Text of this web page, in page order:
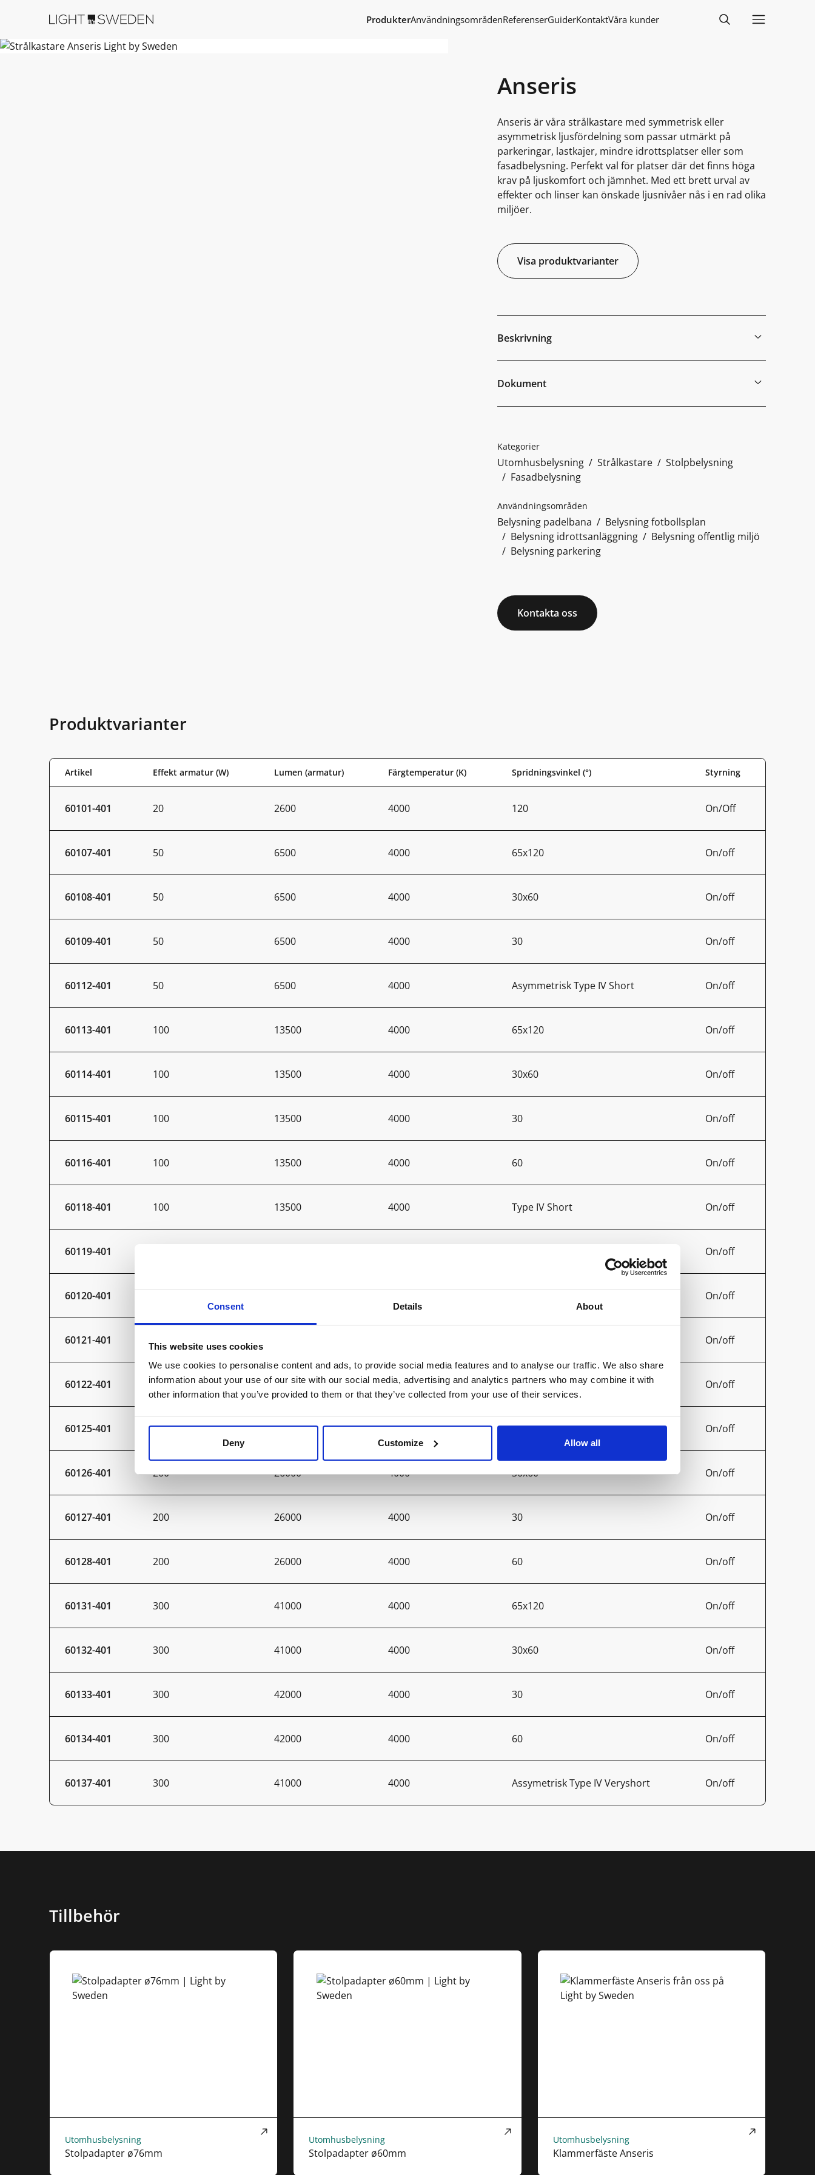
Consent Details About
This website uses cookies
We use cookies to personalise content and ads, to provide social media features and to analyse our traffic. We also share
information about your use of our site with our social media, advertising and analytics partners who may combine it with
other information that you’ve provided to them or that they’ve collected from your use of their services.
Deny Customize Allow all
ProdukterAnvändningsområdenReferenserGuiderKontaktVåra kunder
Anseris
Anseris är våra strålkastare med symmetrisk eller
asymmetrisk ljusfördelning som passar utmärkt på
parkeringar, lastkajer, mindre idrottsplatser eller som
fasadbelysning. Perfekt val för platser där det finns höga
krav på ljuskomfort och jämnhet. Med ett brett urval av
effekter och linser kan önskade ljusnivåer nås i en rad olika
miljöer.
Visa produktvarianter
Beskrivning
Dokument
Kategorier
Utomhusbelysning Strålkastare
Stolpbelysning
Fasadbelysning
Användningsområden
Belysning padelbana
Belysning fotbollsplan
Belysning idrottsanläggning
Belysning offentlig miljö
Belysning parkering
Kontakta oss
Produktvarianter
Artikel Effekt armatur (W) Lumen (armatur) Färgtemperatur (K) Spridningsvinkel (°) Styrning
60101-401 20 2600 4000 120 On/Off
60107-401 50 6500 4000 65x120 On/off
60108-401 50 6500 4000 30x60 On/off
60109-401 50 6500 4000 30 On/off
60112-401 50 6500 4000 Asymmetrisk Type IV Short On/off
60113-401 100 13500 4000 65x120 On/off
60114-401 100 13500 4000 30x60 On/off
60115-401 100 13500 4000 30 On/off
60116-401 100 13500 4000 60 On/off
60118-401 100 13500 4000 Type IV Short On/off
60119-401 On/off
60120-401 On/off
60121-401 150 On/off
60122-401 150 21000 4000 60 On/off
60125-401 200 26000 4000 65x120 On/off
60126-401 200 26000 4000 30x60 On/off
60127-401 200 26000 4000 30 On/off
60128-401 200 26000 4000 60 On/off
60131-401 300 41000 4000 65x120 On/off
60132-401 300 41000 4000 30x60 On/off
60133-401 300 42000 4000 30 On/off
60134-401 300 42000 4000 60 On/off
60137-401 300 41000 4000 Assymetrisk Type IV Veryshort On/off
Tillbehör
Utomhusbelysning
Stolpadapter ø76mm
Utomhusbelysning
Stolpadapter ø60mm
Utomhusbelysning
Klammerfäste Anseris